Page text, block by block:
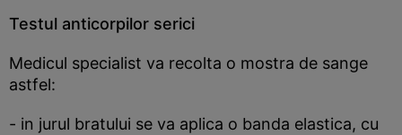
Testul anticorpilor serici
Medicul specialist va recolta o mostra de sange
astfel:
- in jurul bratului se va aplica o banda elastica, cu